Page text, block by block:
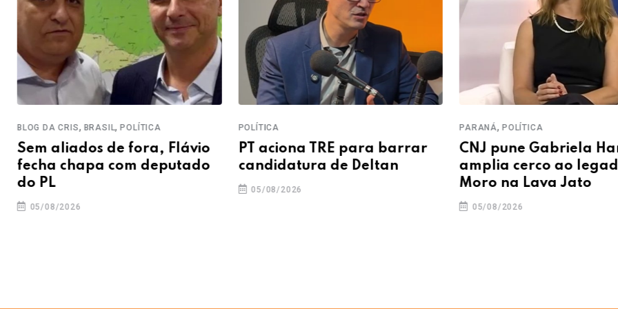
BLOG DA CRIS, BRASIL, POLÍTICA
Sem aliados de fora, Flávio
fecha chapa com deputado
do PL
05/08/2026
POLÍTICA
PT aciona TRE para barrar
candidatura de Deltan
05/08/2026
PARANÁ, POLÍTICA
CNJ pune Gabriela
amplia cerco ao
Moro na Lava Jato
05/08/2026